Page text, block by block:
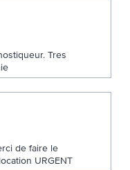
Tres
de faire le
URGENT